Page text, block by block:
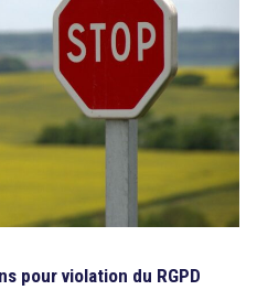
pour violation du RGPD